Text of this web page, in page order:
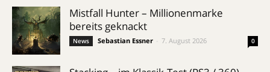
Mistfall Hunter – Millionenmarke
bereits geknackt
News Sebastian Essner 7. August 2026 0